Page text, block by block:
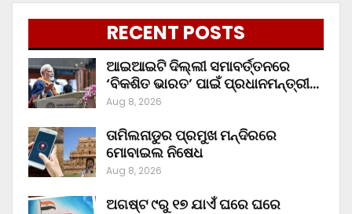
RECENT POSTS
ଆଇଆଇଟି ଦିଲ୍ଲୀ ସମାବର୍ତ୍ତନରେ
‘ବିକଶିତ ଭାରତ’ ପାଇଁ ପ୍ରଧାନମନ୍ତ୍ରୀ…
Aug 8, 2026
ତାମିଲନାଡୁର ପ୍ରମୁଖ ମନ୍ଦିରରେ
ମୋବାଇଲ ନିଷେଧ
Aug 8, 2026
ଅଗଷ୍ଟ ୯ରୁ ୧୭ ଯାଏଁ ଘରେ ଘରେ